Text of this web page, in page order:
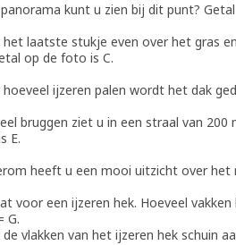
panorama kunt u zien bij dit punt?
het laatste stukje even over het gras
op de foto is C.
hoeveel ijzeren palen wordt het dak
bruggen ziet u in een straal van
E.
heeft u een mooi uitzicht over
voor een ijzeren hek. Hoeveel
G.
vlakken van het ijzeren hek schuin